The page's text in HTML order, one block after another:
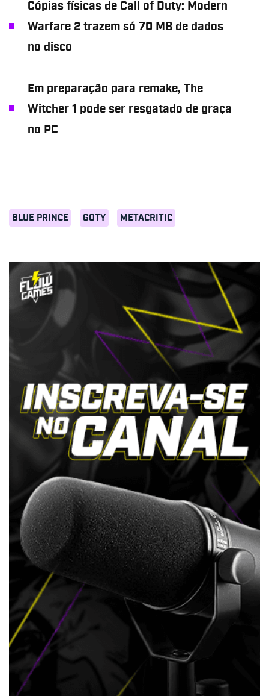
BLUE PRINCE GOTY METACRITIC
Cópias físicas de Call of Duty: Modern
Warfare 2 trazem só 70 MB de dados
no disco
Em preparação para remake, The
Witcher 1 pode ser resgatado de graça
no PC